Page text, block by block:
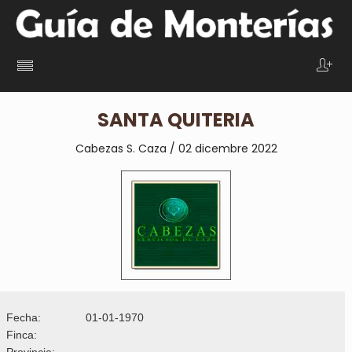
SANTA QUITERIA
Cabezas S. Caza / 02 dicembre 2022
Fecha:
01-01-1970
Finca: